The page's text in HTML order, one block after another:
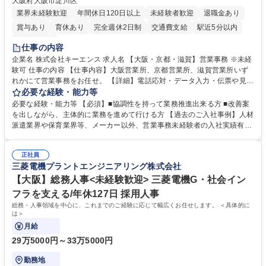
業界未経験歓迎
年間休日120日以上 未経験者歓迎
退職金あり
賞与あり
育休あり 完全週休2日制 交通費支給
駅近5分以内
土日祝休み
仕事の内容
企業名 株式会社キーエンス 求人名 【大阪・京都・滋賀】営業事務 ※未経
験可 仕事の内容 【仕事内容】大阪営業所、京都営業所、滋賀営業所いず
れかにて営業事務をお任せ。 【詳細】電話応対・データ入力・伝票や見積
の作成・カタログ送付・来客対応・営業所内で発生する事務業務や業務改
善をお任せ。 【教育制度】ご入社後、育成担当とペアになりながらOJTに
て業務を覚えていただくことが可能です。業務システムがきちんと構築さ
れているため、スムーズに仕事に慣れることができる環境です。また、
募集職種 【大阪・京都・滋賀】営業事務 ※未経験可
必要な経験・能力等
必要な経験・能力等 【必須】■協調性を持って業務推進出来る方 ■改善案
を出しながら、主体的に業務を進めて行ける方 【過去のご入社事例】人材
派遣業界や保育業界等、メーカー以外、営業事務未経験者の入社実績有
えて、お客様や社員の状況に合わせ、能動的なサポート、改善の動きも期
待され。組織を支えるスペシャリストとして、チームに貢献し、結果的に
社員から頼られる存在になることができます。平均19:30の退勤以降の業
務の持ち帰りも禁止されており、メリハリのある働き方となります。 学
歴・資格 学歴：大学院 大学 高専 短大 語学力： 資格：
正社員
三菱電機プラントエンジニアリング株式会社
【大阪】総務人事<未経験歓迎> 三菱電機G・社会イン
フラを支える/年休127日 採用人事
総務・人事領域を中心に、これまでのご経験に応じて幅広くお任せします。 ＜具体的に
は＞
月給
29万5000円～33万5000円
勤務地